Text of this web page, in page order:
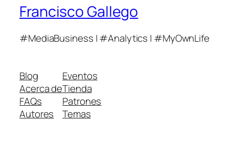
Francisco Gallego
#MediaBusiness | #Analytics | #MyOwnLife
Blog
Acerca de
FAQs
Autores
Eventos
Tienda
Patrones
Temas